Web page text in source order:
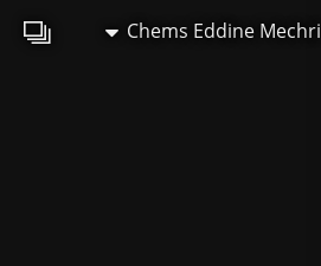
Chems Eddine Mechri